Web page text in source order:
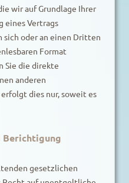
wir auf Grundlage Ihrer
eines Vertrags
oder an einen Dritten
Format
Sie die direkte
anderen
dies nur, soweit es
Berichtigung
gesetzlichen